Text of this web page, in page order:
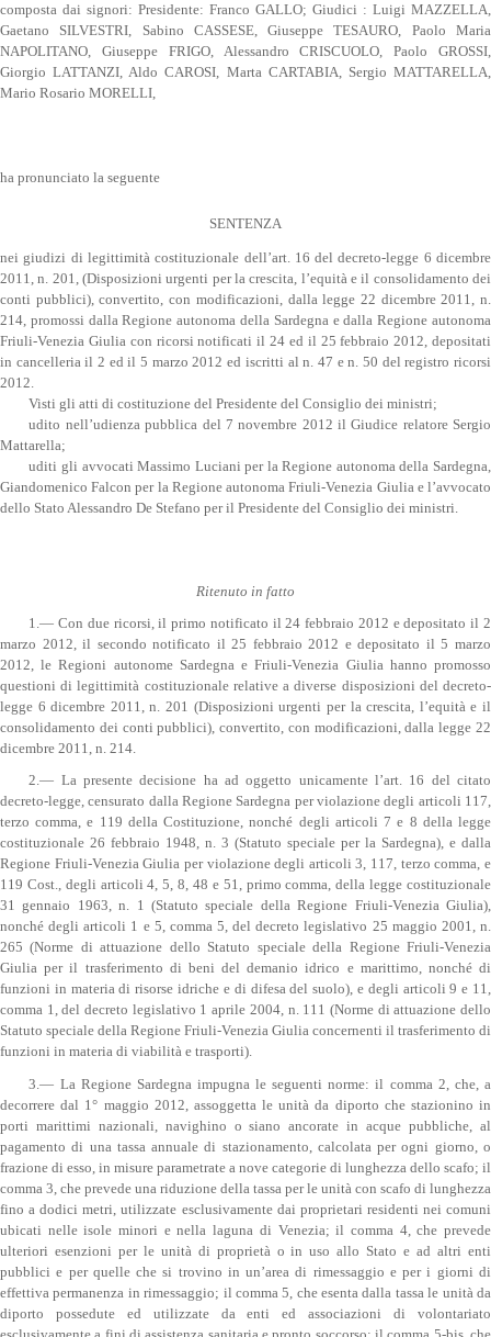
composta dai signori: Presidente: Franco GALLO; Giudici : Luigi MAZZELLA,
Gaetano SILVESTRI, Sabino CASSESE, Giuseppe TESAURO, Paolo Maria
NAPOLITANO, Giuseppe FRIGO, Alessandro CRISCUOLO, Paolo GROSSI,
Giorgio LATTANZI, Aldo CAROSI, Marta CARTABIA, Sergio MATTARELLA,
Mario Rosario MORELLI,
ha pronunciato la seguente
SENTENZA
nei giudizi di legittimità costituzionale dell’art. 16 del decreto-legge 6 dicembre
2011, n. 201, (Disposizioni urgenti per la crescita, l’equità e il consolidamento dei
conti pubblici), convertito, con modificazioni, dalla legge 22 dicembre 2011, n.
214, promossi dalla Regione autonoma della Sardegna e dalla Regione autonoma
Friuli-Venezia Giulia con ricorsi notificati il 24 ed il 25 febbraio 2012, depositati
in cancelleria il 2 ed il 5 marzo 2012 ed iscritti al n. 47 e n. 50 del registro ricorsi
2012.
Visti gli atti di costituzione del Presidente del Consiglio dei ministri;
udito nell’udienza pubblica del 7 novembre 2012 il Giudice relatore Sergio
Mattarella;
uditi gli avvocati Massimo Luciani per la Regione autonoma della Sardegna,
Giandomenico Falcon per la Regione autonoma Friuli-Venezia Giulia e l’avvocato
dello Stato Alessandro De Stefano per il Presidente del Consiglio dei ministri.
Ritenuto in fatto
1.— Con due ricorsi, il primo notificato il 24 febbraio 2012 e depositato il 2
marzo 2012, il secondo notificato il 25 febbraio 2012 e depositato il 5 marzo
2012, le Regioni autonome Sardegna e Friuli-Venezia Giulia hanno promosso
questioni di legittimità costituzionale relative a diverse disposizioni del decreto-
legge 6 dicembre 2011, n. 201 (Disposizioni urgenti per la crescita, l’equità e il
consolidamento dei conti pubblici), convertito, con modificazioni, dalla legge 22
dicembre 2011, n. 214.
2.— La presente decisione ha ad oggetto unicamente l’art. 16 del citato
decreto-legge, censurato dalla Regione Sardegna per violazione degli articoli 117,
terzo comma, e 119 della Costituzione, nonché degli articoli 7 e 8 della legge
costituzionale 26 febbraio 1948, n. 3 (Statuto speciale per la Sardegna), e dalla
Regione Friuli-Venezia Giulia per violazione degli articoli 3, 117, terzo comma, e
119 Cost., degli articoli 4, 5, 8, 48 e 51, primo comma, della legge costituzionale
31 gennaio 1963, n. 1 (Statuto speciale della Regione Friuli-Venezia Giulia),
nonché degli articoli 1 e 5, comma 5, del decreto legislativo 25 maggio 2001, n.
265 (Norme di attuazione dello Statuto speciale della Regione Friuli-Venezia
Giulia per il trasferimento di beni del demanio idrico e marittimo, nonché di
funzioni in materia di risorse idriche e di difesa del suolo), e degli articoli 9 e 11,
comma 1, del decreto legislativo 1 aprile 2004, n. 111 (Norme di attuazione dello
Statuto speciale della Regione Friuli-Venezia Giulia concernenti il trasferimento di
funzioni in materia di viabilità e trasporti).
3.— La Regione Sardegna impugna le seguenti norme: il comma 2, che, a
decorrere dal 1° maggio 2012, assoggetta le unità da diporto che stazionino in
porti marittimi nazionali, navighino o siano ancorate in acque pubbliche, al
pagamento di una tassa annuale di stazionamento, calcolata per ogni giorno, o
frazione di esso, in misure parametrate a nove categorie di lunghezza dello scafo; il
comma 3, che prevede una riduzione della tassa per le unità con scafo di lunghezza
fino a dodici metri, utilizzate esclusivamente dai proprietari residenti nei comuni
ubicati nelle isole minori e nella laguna di Venezia; il comma 4, che prevede
ulteriori esenzioni per le unità di proprietà o in uso allo Stato e ad altri enti
pubblici e per quelle che si trovino in un’area di rimessaggio e per i giorni di
effettiva permanenza in rimessaggio; il comma 5, che esenta dalla tassa le unità da
diporto possedute ed utilizzate da enti ed associazioni di volontariato